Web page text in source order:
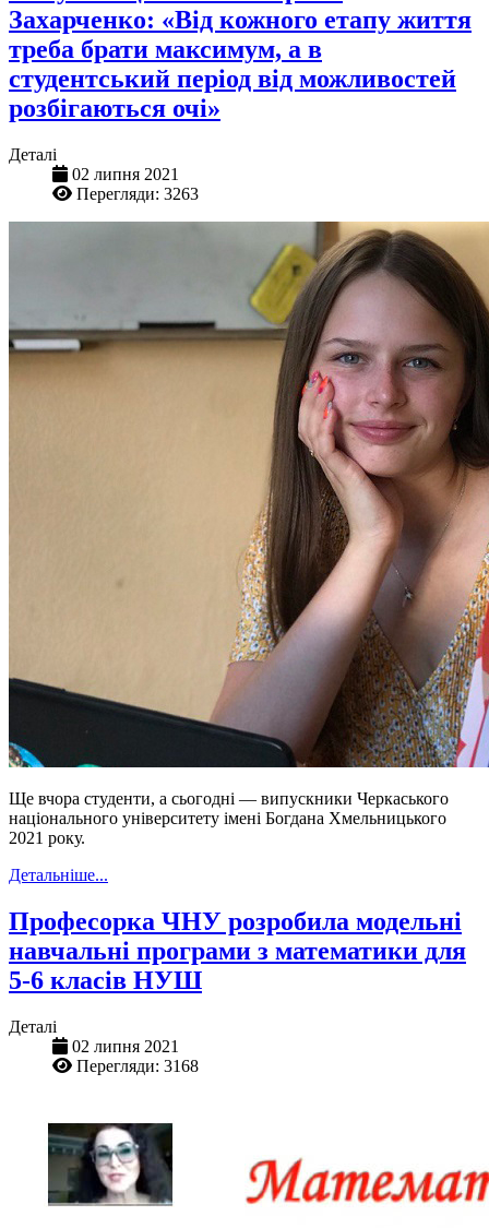
Захарченко: «Від кожного етапу життя
треба брати максимум, а в
студентський період від можливостей
розбігаються очі»
Деталі
02 липня 2021
Перегляди: 3263
Ще вчора студенти, а сьогодні — випускники Черкаського
національного університету імені Богдана Хмельницького
2021 року.
Детальніше...
Професорка ЧНУ розробила модельні
навчальні програми з математики для
5-6 класів НУШ
Деталі
02 липня 2021
Перегляди: 3168